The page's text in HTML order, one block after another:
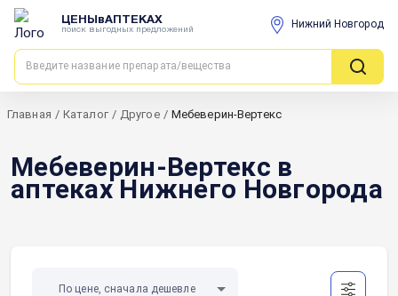
ЦЕНЫвАПТЕКАХ
поиск выгодных предложений Нижний Новгород
Главная / Каталог / Другое / Мебеверин-Вертекс
Мебеверин-Вертекс в
аптеках Нижнего Новгорода
По цене, сначала дешевле